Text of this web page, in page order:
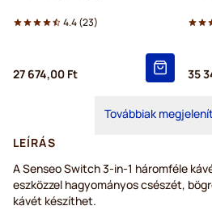
4.4(23)
27 674,00 Ft 35
Továbbiak
LEÍRÁS
A Senseo Switch 3-in-1 háromféle
eszközzel hagyományos csészét,
kávét készíthet.